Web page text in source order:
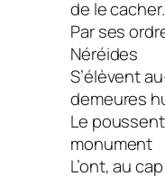
de le cacher.
Par ses
Néréides
S’élèvent
demeures
Le
monument
L’ont, au